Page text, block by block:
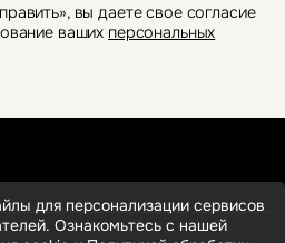
вы даете свое согласие
ваших персональных
для персонализации сервисов
Ознакомьтесь с нашей